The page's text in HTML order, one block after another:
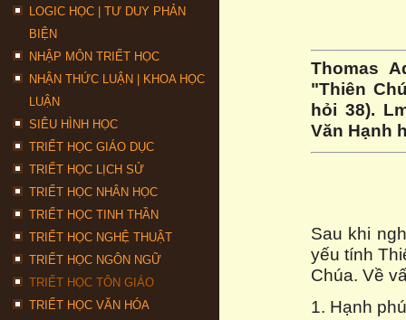
LOGIC HỌC | TƯ DUY PHẢN
BIỆN
NHẬP MÔN TRIẾT HỌC
NHẬN THỨC LUẬN | KHOA HỌC
LUẬN
SIÊU HÌNH HỌC
TRIẾT HỌC GIÁO DỤC
TRIẾT HỌC LỊCH SỬ
TRIẾT HỌC NHÂN HỌC
TRIẾT HỌC TINH THẦN
TRIẾT HỌC NGHỆ THUẬT
TRIẾT HỌC NGÔN NGỮ
TRIẾT HỌC TÔN GIÁO
TRIẾT HỌC VĂN HÓA
Thomas
"Thiên
hỏi 38).
Văn Hạnh
Sau khi
yếu tính
Chúa. Về
1. Hạnh